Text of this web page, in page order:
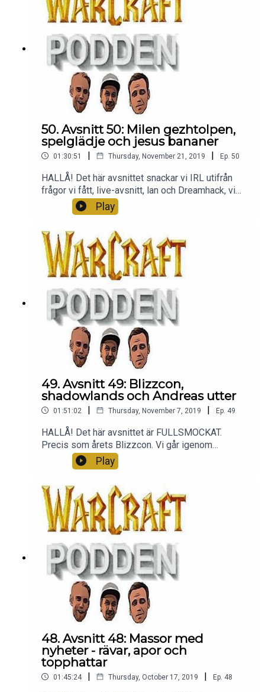
50. Avsnitt 50: Milen gezhtolpen,
spelglädje och jesus bananer
01:30:51 | Thursday, November 21, 2019 | Ep. 50
HALLÅ! Det här avsnittet snackar vi IRL utifrån
frågor vi fått, live-avsnitt, lan och Dreamhack, vi
snackar massor om vad spelglädje är och hur den
kan komma och gå, och att det är okej! ALLT
Play
49. Avsnitt 49: Blizzcon,
shadowlands och Andreas utter
01:51:02 | Thursday, November 7, 2019 | Ep. 49
HALLÅ! Det här avsnittet är FULLSMOCKAT.
Precis som årets Blizzcon. Vi går igenom
nyheterna, svarar på era frågor och får oplanerat
besök av Linn som ger Andreas två minst sagt
Play
48. Avsnitt 48: Massor med
nyheter - rävar, apor och
topphattar
01:45:24 | Thursday, October 17, 2019 | Ep. 48